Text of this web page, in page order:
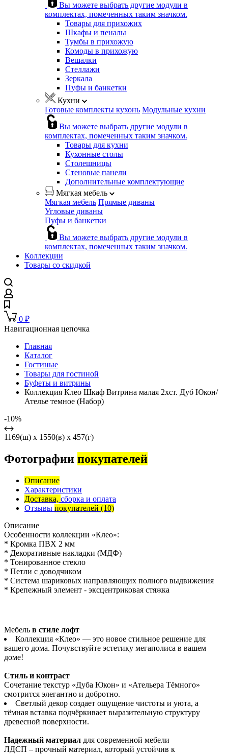
Вы можете выбрать другие модули в
комплектах, помеченных таким значком.
Товары для прихожих
Шкафы и пеналы
Тумбы в прихожую
Комоды в прихожую
Вешалки
Стеллажи
Зеркала
Пуфы и банкетки
Кухни
Готовые комплекты кухонь Модульные кухни
Вы можете выбрать другие модули в
комплектах, помеченных таким значком.
Товары для кухни
Кухонные столы
Столешницы
Стеновые панели
Дополнительные комплектующие
Мягкая мебель
Мягкая мебель Прямые диваны
Угловые диваны
Пуфы и банкетки
Вы можете выбрать другие модули в
комплектах, помеченных таким значком.
Коллекции
Товары со скидкой
0 ₽
Навигационная цепочка
Главная
Каталог
Гостиные
Товары для гостиной
Буфеты и витрины
Коллекция Клео Шкаф Витрина малая 2хст. Дуб Юкон/
Ателье темное (Набор)
-10%
1169(ш) x 1550(в) x 457(г)
Фотографии покупателей
Описание
Характеристики
Доставка, сборка и оплата
Отзывы покупателей (10)
Описание
Особенности коллекции «Клео»:
* Кромка ПВХ 2 мм
* Декоративные накладки (МДФ)
* Тонированное стекло
* Петли с доводчиком
* Система шариковых направляющих полного выдвижения
* Крепежный элемент - эксцентриковая стяжка
Мебель в стиле лофт
Коллекция «Клео» — это новое стильное решение для
вашего дома. Почувствуйте эстетику мегаполиса в вашем
доме!
Стиль и контраст
Сочетание текстур «Дуба Юкон» и «Ательера Тёмного»
смотрится элегантно и добротно.
Светлый декор создает ощущение чистоты и уюта, а
тёмная вставка подчёркивает выразительную структуру
древесной поверхности.
Надежный материал для современной мебели
ЛДСП – прочный материал, который устойчив к